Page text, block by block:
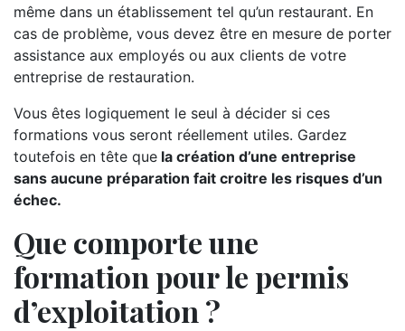
même dans un établissement tel qu’un restaurant. En
cas de problème, vous devez être en mesure de porter
assistance aux employés ou aux clients de votre
entreprise de restauration.
Vous êtes logiquement le seul à décider si ces
formations vous seront réellement utiles. Gardez
toutefois en tête que la création d’une entreprise
sans aucune préparation fait croitre les risques d’un
échec.
Que comporte une
formation pour le permis
d’exploitation ?